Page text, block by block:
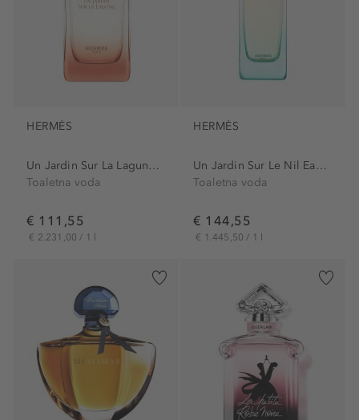
HERMÈS
Un Jardin Sur La Lagune Eau...
Toaletna voda
€ 111,55
€ 2.231,00 / 1 l
HERMÈS
Un Jardin Sur Le Nil Eau de...
Toaletna voda
€ 144,55
€ 1.445,50 / 1 l